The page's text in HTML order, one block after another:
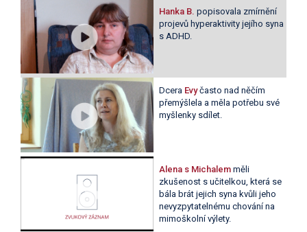
Hanka B. popisovala zmírnění
projevů hyperaktivity jejího syna
s ADHD.
Dcera Evyčasto nad něčím
přemýšlela a měla potřebu své
myšlenky sdílet.
Alena s Michalem měli
zkušenost s učitelkou, která se
bála brát jejich syna kvůli jeho
nevyzpytatelnému chování na
mimoškolní výlety.